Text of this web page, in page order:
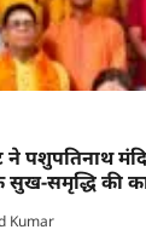
ने पशुपतिनाथ
सुख-समृद्धि की
Kumar